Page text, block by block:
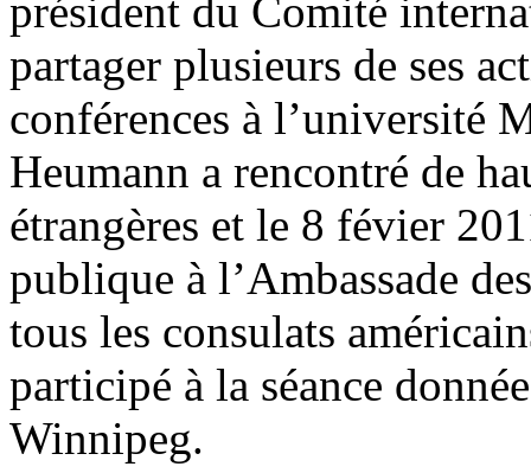
président du Comité
partager plusieurs de ses
conférences à l’université
Heumann a rencontré de
étrangères et le 8 févier
publique à l’Ambassade
tous les consulats
participé à la séance
Winnipeg.